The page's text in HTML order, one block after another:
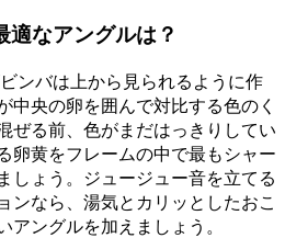
適なアングルは？
ンバは上から見られるように作
中央の卵を囲んで対比する色のく
ぜる前、色がまだはっきりしてい
卵黄をフレームの中で最もシャー
しょう。ジュージュー音を立てる
ンなら、湯気とカリッとしたおこ
ングルを加えましょう。